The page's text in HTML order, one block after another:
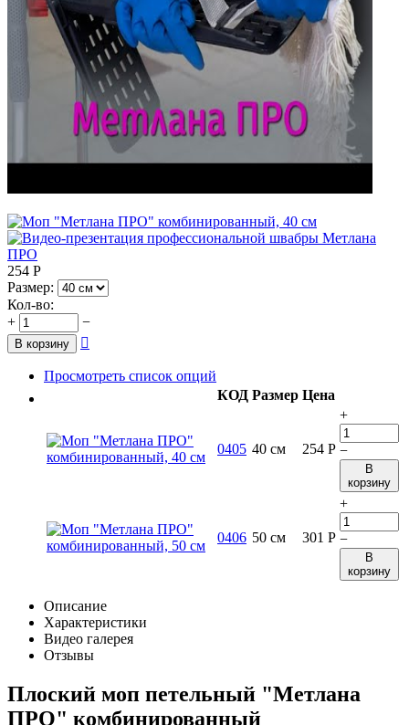
254 Р
Размер:
Кол-во:
+
−
В корзину 
Просмотреть список опций
КОД Размер Цена
0405 40 см 254 Р
+
−
В
корзину
0406 50 см 301 Р
+
−
В
корзину
Описание
Характеристики
Видео галерея
Отзывы
Плоский моп петельный "Метлана
ПРО" комбинированный